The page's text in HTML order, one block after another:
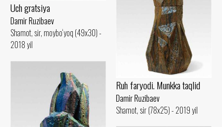
Uch gratsiya
Damir Ruzibaev
Shamot, sir, moybo‘yoq (49x30) -
2018 yil
Ruh faryodi. Munkka taqlid
Damir Ruzibaev
Shamot, sir (78x25) - 2019 yil